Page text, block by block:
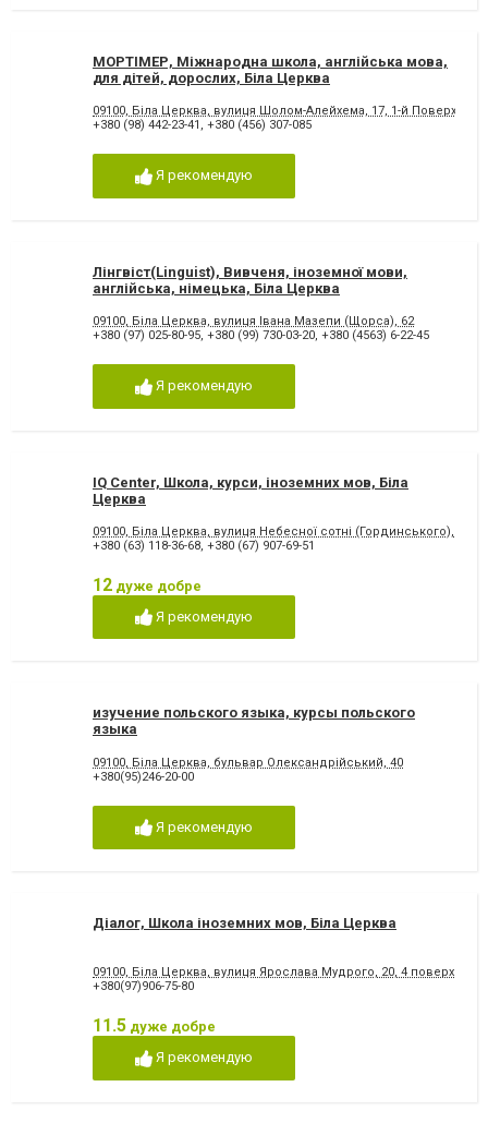
МОРТІМЕР, Міжнародна школа, англійська мова,
для дітей, дорослих, Біла Церква
09100, Біла Церква, вулиця Шолом-Алейхема, 17, 1-й Поверх
+380 (98) 442-23-41 , +380 (456) 307-085
Я рекомендую
Лінгвіст(Linguist), Вивченя, іноземної мови,
англійська, німецька, Біла Церква
09100, Біла Церква, вулиця Івана Мазепи (Щорса), 62
+380 (97) 025-80-95, +380 (99) 730-03-20, +380 (4563) 6-22-45
Я рекомендую
IQ Center, Школа, курси, іноземних мов, Біла
Церква
09100, Біла Церква, вулиця Небесної сотні (Гординського), 2,
+380 (63) 118-36-68, +380 (67) 907-69-51
12 дуже добре
Я рекомендую
изучение польского языка, курсы польского
языка
09100, Біла Церква, бульвар Олександрійський, 40
+380(95)246-20-00
Я рекомендую
Діалог, Школа іноземних мов, Біла Церква
09100, Біла Церква, вулиця Ярослава Мудрого, 20, 4 поверх
+380(97)906-75-80
11.5 дуже добре
Я рекомендую